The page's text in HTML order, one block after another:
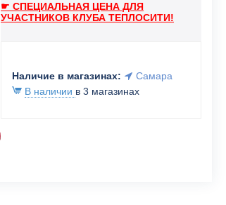
☛ СПЕЦИАЛЬНАЯ ЦЕНА ДЛЯ
УЧАСТНИКОВ КЛУБА ТЕПЛОСИТИ!
Наличие в магазинах:
Самара
В наличии в 3 магазинах